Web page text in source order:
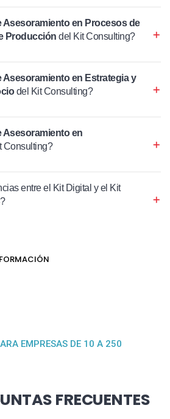
Asesoramiento en Procesos de
Producción del Kit Consulting?
Asesoramiento en Estrategia y
del Kit Consulting?
Asesoramiento en
Consulting?
entre el Kit Digital y el Kit
EMPRESAS DE 10 A 250
FRECUENTES